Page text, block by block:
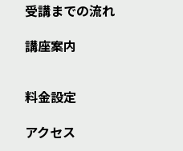
受講までの流れ
講座案内
料金設定
アクセス